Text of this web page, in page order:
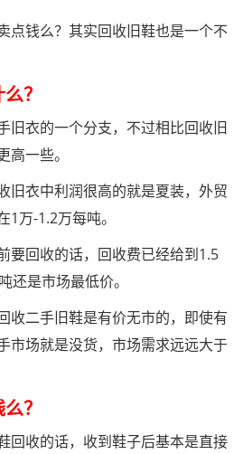
钱么？其实回收旧鞋也是一个不
？
衣的一个分支，不过相比回收旧
一些。
衣中利润很高的就是夏装，外贸
万-1.2万每吨。
回收的话，回收费已经给到1.5
还是市场最低价。
二手旧鞋是有价无市的，即使有
市场就是没货，市场需求远远大于
？
收的话，收到鞋子后基本是直接